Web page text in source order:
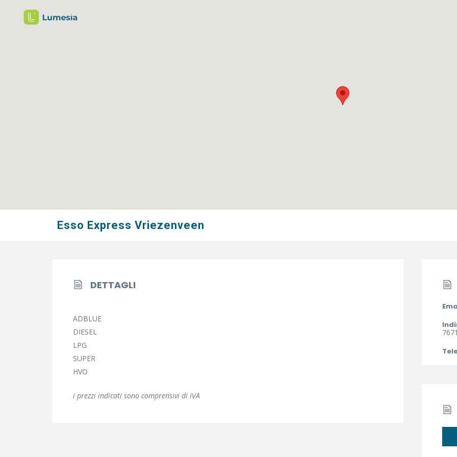
Esso Express Vriezenveen
DETTAGLI
ADBLUE
DIESEL
LPG
SUPER
HVO
i prezzi indicati sono comprensivi di IVA